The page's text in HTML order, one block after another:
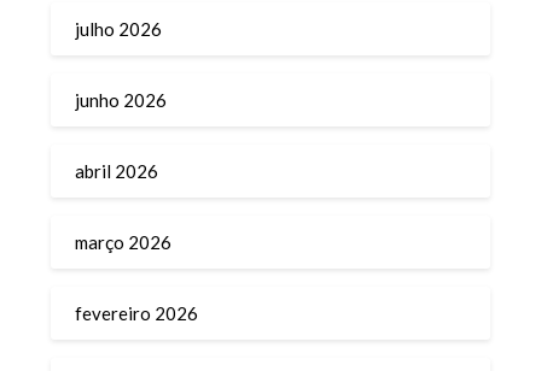
julho 2026
junho 2026
abril 2026
março 2026
fevereiro 2026